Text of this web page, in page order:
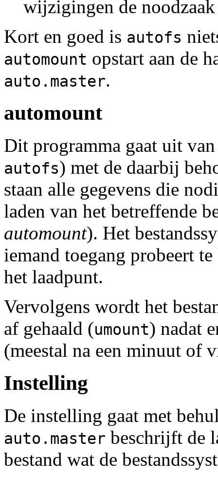
wijzigingen de noodzaak
Kort en goed is autofs
automount opstart aan de
auto.master.
automount
Dit programma gaat uit
autofs) met de daarbij
staan alle gegevens die
laden van het betreffende
automount). Het
iemand toegang probeert
het laadpunt.
Vervolgens wordt het
af gehaald (umount) nadat
(meestal na een minuut of
Instelling
De instelling gaat met
auto.master beschrijft de
bestand wat de